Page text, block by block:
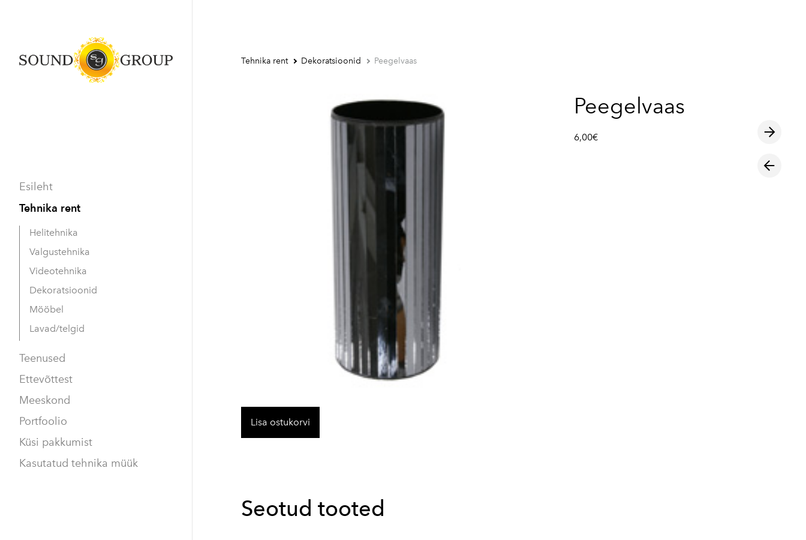
Esileht
Tehnika rent
Helitehnika
Valgustehnika
Videotehnika
Dekoratsioonid
Mööbel
Lavad/telgid
Teenused
Ettevõttest
Meeskond
Portfoolio
Küsi pakkumist
Kasutatud tehnika müük
Tehnika rent Dekoratsioonid Peegelvaas
Lisa ostukorvi
Peegelvaas
6,00€
Seotud tooted